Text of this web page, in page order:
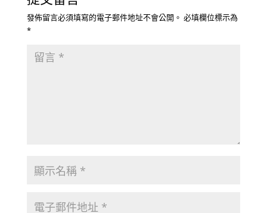
發佈留言必須填寫的電子郵件地址不會公開。 必填欄位標示為
*